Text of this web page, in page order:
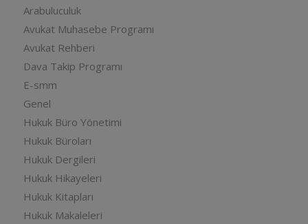
Arabuluculuk
Avukat Muhasebe Programı
Avukat Rehberi
Dava Takip Programı
E-smm
Genel
Hukuk Büro Yönetimi
Hukuk Büroları
Hukuk Dergileri
Hukuk Hikayeleri
Hukuk Kitapları
Hukuk Makaleleri